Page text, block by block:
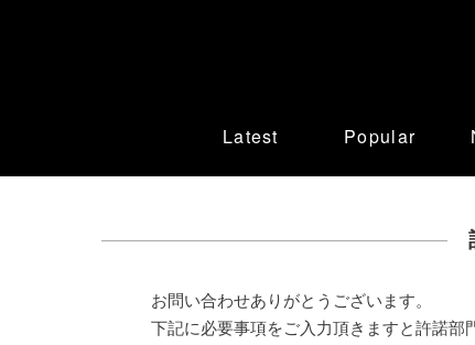
Latest Popular
お問い合わせありがとうございます。
下記に必要事項をご入力頂きますと許諾部